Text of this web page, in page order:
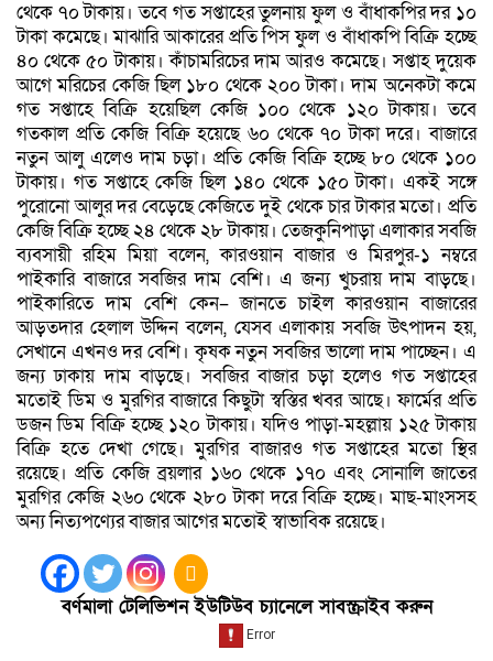
থেকে ৭০ টাকায়। তবে গত সপ্তাহের তুলনায় ফুল ও বাঁধাকপির দর ১০
টাকা কমেছে। মাঝারি আকারের প্রতি পিস ফুল ও বাঁধাকপি বিক্রি হচ্ছে
৪০ থেকে ৫০ টাকায়। কাঁচামরিচের দাম আরও কমেছে। সপ্তাহ দুয়েক
আগে মরিচের কেজি ছিল ১৮০ থেকে ২০০ টাকা। দাম অনেকটা কমে
গত সপ্তাহে বিক্রি হয়েছিল কেজি ১০০ থেকে ১২০ টাকায়। তবে
গতকাল প্রতি কেজি বিক্রি হয়েছে ৬০ থেকে ৭০ টাকা দরে। বাজারে
নতুন আলু এলেও দাম চড়া। প্রতি কেজি বিক্রি হচ্ছে ৮০ থেকে ১০০
টাকায়। গত সপ্তাহে কেজি ছিল ১৪০ থেকে ১৫০ টাকা। একই সঙ্গে
পুরোনো আলুর দর বেড়েছে কেজিতে দুই থেকে চার টাকার মতো। প্রতি
কেজি বিক্রি হচ্ছে ২৪ থেকে ২৮ টাকায়। তেজকুনিপাড়া এলাকার সবজি
ব্যবসায়ী রহিম মিয়া বলেন, কারওয়ান বাজার ও মিরপুর-১ নম্বরে
পাইকারি বাজারে সবজির দাম বেশি। এ জন্য খুচরায় দাম বাড়ছে।
পাইকারিতে দাম বেশি কেন– জানতে চাইল কারওয়ান বাজারের
আড়তদার হেলাল উদ্দিন বলেন, যেসব এলাকায় সবজি উৎপাদন হয়,
সেখানে এখনও দর বেশি। কৃষক নতুন সবজির ভালো দাম পাচ্ছেন। এ
জন্য ঢাকায় দাম বাড়ছে। সবজির বাজার চড়া হলেও গত সপ্তাহের
মতোই ডিম ও মুরগির বাজারে কিছুটা স্বস্তির খবর আছে। ফার্মের প্রতি
ডজন ডিম বিক্রি হচ্ছে ১২০ টাকায়। যদিও পাড়া-মহল্লায় ১২৫ টাকায়
বিক্রি হতে দেখা গেছে। মুরগির বাজারও গত সপ্তাহের মতো স্থির
রয়েছে। প্রতি কেজি ব্রয়লার ১৬০ থেকে ১৭০ এবং সোনালি জাতের
মুরগির কেজি ২৬০ থেকে ২৮০ টাকা দরে বিক্রি হচ্ছে। মাছ-মাংসসহ
অন্য নিত্যপণ্যের বাজার আগের মতোই স্বাভাবিক রয়েছে।
বর্ণমালা টেলিভিশন ইউটিউব চ্যানেলে সাবস্ক্রাইব করুন